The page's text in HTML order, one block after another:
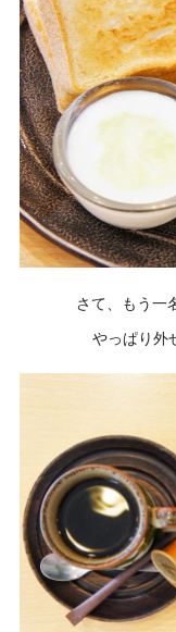
さて、もう一
やっぱり外